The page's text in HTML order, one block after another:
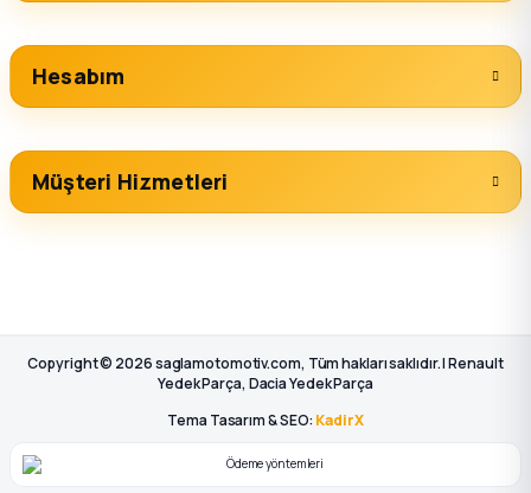
Hesabım
Müşteri Hizmetleri
Copyright © 2026 saglamotomotiv.com, Tüm hakları saklıdır. | Renault
Yedek Parça, Dacia Yedek Parça
Tema Tasarım & SEO: KadirX